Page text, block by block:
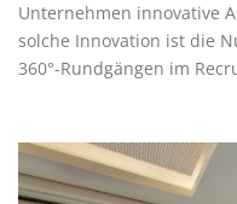
Unternehmen innovative
solche Innovation ist die
360°-Rundgängen im